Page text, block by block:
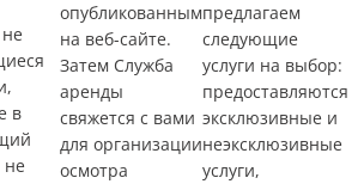
в
опубликованным
на веб-сайте.
Затем Служба
аренды
свяжется с вами
для организации
осмотра
предлагаем
следующие
услуги на выбор:
предоставляются
эксклюзивные и
неэксклюзивные
услуги,